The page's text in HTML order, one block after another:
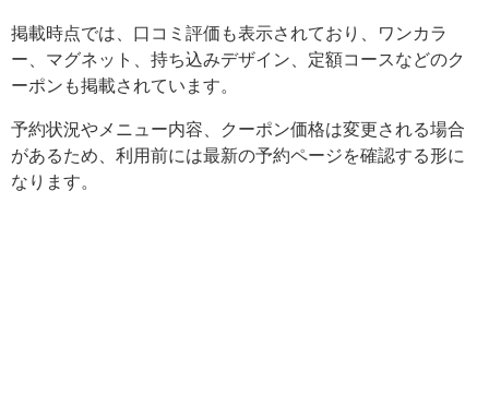
掲載時点では、口コミ評価も表示されており、ワンカラ
ー、マグネット、持ち込みデザイン、定額コースなどのク
ーポンも掲載されています。
予約状況やメニュー内容、クーポン価格は変更される場合
があるため、利用前には最新の予約ページを確認する形に
なります。